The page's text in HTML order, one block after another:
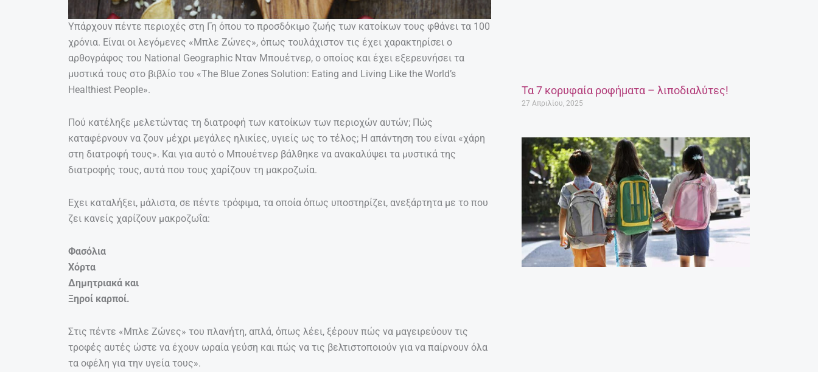
Υπάρχουν πέντε περιοχές στη Γη όπου το προσδόκιμο ζωής των κατοίκων τους φθάνει τα 100
χρόνια. Είναι οι λεγόμενες «Μπλε Ζώνες», όπως τουλάχιστον τις έχει χαρακτηρίσει ο
αρθογράφος του National Geographic Νταν Μπουέτνερ, ο οποίος και έχει εξερευνήσει τα
μυστικά τους στο βιβλίο του «The Blue Zones Solution: Eating and Living Like the World’s
Healthiest People».
Πού κατέληξε μελετώντας τη διατροφή των κατοίκων των περιοχών αυτών; Πώς
καταφέρνουν να ζουν μέχρι μεγάλες ηλικίες, υγιείς ως το τέλος; Η απάντηση του είναι «χάρη
στη διατροφή τους». Και για αυτό ο Μπουέτνερ βάλθηκε να ανακαλύψει τα μυστικά της
διατροφής τους, αυτά που τους χαρίζουν τη μακροζωία.
Εχει καταλήξει, μάλιστα, σε πέντε τρόφιμα, τα οποία όπως υποστηρίζει, ανεξάρτητα με το που
ζει κανείς χαρίζουν μακροζωΐα:
Φασόλια
Χόρτα
Δημητριακά και
Ξηροί καρποί.
Στις πέντε «Μπλε Ζώνες» του πλανήτη, απλά, όπως λέει, ξέρουν πώς να μαγειρεύουν τις
τροφές αυτές ώστε να έχουν ωραία γεύση και πώς να τις βελτιστοποιούν για να παίρνουν όλα
τα οφέλη για την υγεία τους».
Τα 7 κορυφαία ροφήματα – λιποδιαλύτες!
27 Απριλίου, 2025